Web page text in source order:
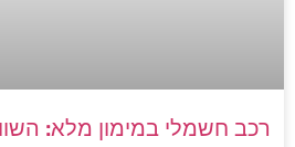
רכב חשמלי במימון מלא: